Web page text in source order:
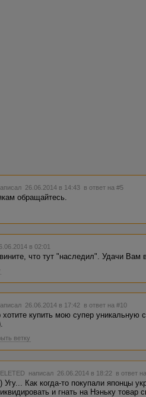
26.06.2014 в 14:43 в ответ на #5
обращайтесь.
в 02:01
что тут "наследил". Удачи Вам
26.06.2014 в 17:42 в ответ на #10
хотите купить мою супер уникальную
ветку
написал 26.06.2014 в 18:22 в ответ
Угу... Как когда-то покупали японцы
и гнать на Нэньку товар